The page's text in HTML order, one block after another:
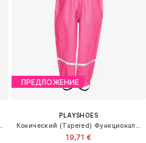
ПРЕДЛОЖЕНИЕ
PLAYSHOES
19,71 €